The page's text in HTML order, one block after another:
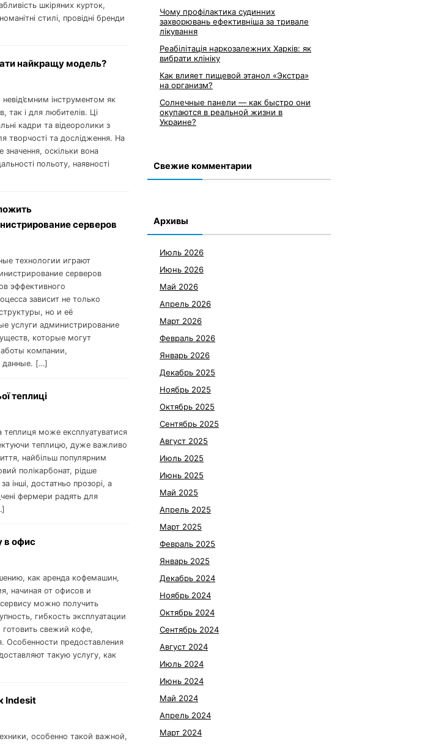
шкіряних курток,
стилі, провідні бренди
найкращу модель?
інструментом як
так і для любителів. Ці
кадри та відеоролики з
творчості та дослідження. На
оскільки вона
польоту, наявності
серверов
технологии играют
серверов
эффективного
зависит не только
но и её
услуги администрирование
которые могут
компании,
данные. […]
теплиці
теплиця може експлуатуватися
теплицю, дуже важливо
найбільш популярним
полікарбонат, рідше
інші, достатньо прозорі, а
фермери радять для
в офис
как аренда кофемашин,
начиная от офисов и
можно получить
гибкость эксплуатации
свежий кофе,
Особенности предоставления
такую услугу, как
Indesit
особенно такой важной,
Чому профілактика судинних
захворювань ефективніша за тривале
лікування
Реабілітація наркозалежних Харків: як
вибрати клініку
Как влияет пищевой этанол «Экстра»
на организм?
Солнечные панели — как быстро они
окупаются в реальной жизни в
Украине?
Свежие комментарии
Архивы
Июль 2026
Июнь 2026
Май 2026
Апрель 2026
Март 2026
Февраль 2026
Январь 2026
Декабрь 2025
Ноябрь 2025
Октябрь 2025
Сентябрь 2025
Август 2025
Июль 2025
Июнь 2025
Май 2025
Апрель 2025
Март 2025
Февраль 2025
Январь 2025
Декабрь 2024
Ноябрь 2024
Октябрь 2024
Сентябрь 2024
Август 2024
Июль 2024
Июнь 2024
Май 2024
Апрель 2024
Март 2024